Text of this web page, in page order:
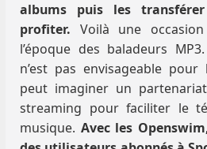
albums puis les
profiter. Voilà une
l’époque des baladeurs
n’est pas envisageable
peut imaginer un
streaming pour faciliter le
musique. Avec les